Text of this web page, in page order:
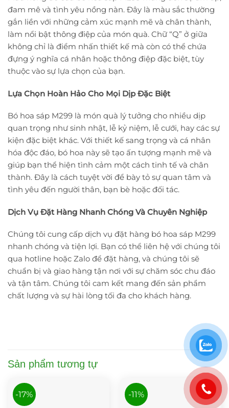
đam mê và tình yêu nồng nàn. Đây là màu sắc thường
gắn liền với những cảm xúc mạnh mẽ và chân thành,
làm nổi bật thông điệp của món quà. Chữ “Q” ở giữa
không chỉ là điểm nhấn thiết kế mà còn có thể chứa
đựng ý nghĩa cá nhân hoặc thông điệp đặc biệt, tùy
thuộc vào sự lựa chọn của bạn.
Lựa Chọn Hoàn Hảo Cho Mọi Dịp Đặc Biệt
Bó hoa sáp M299 là món quà lý tưởng cho nhiều dịp
quan trọng như sinh nhật, lễ kỷ niệm, lễ cưới, hay các sự
kiện đặc biệt khác. Với thiết kế sang trọng và cá nhân
hóa độc đáo, bó hoa này sẽ tạo ấn tượng mạnh mẽ và
giúp bạn thể hiện tình cảm một cách tinh tế và chân
thành. Đây là cách tuyệt vời để bày tỏ sự quan tâm và
tình yêu đến người thân, bạn bè hoặc đối tác.
Dịch Vụ Đặt Hàng Nhanh Chóng Và Chuyên Nghiệp
Chúng tôi cung cấp dịch vụ đặt hàng bó hoa sáp M299
nhanh chóng và tiện lợi. Bạn có thể liên hệ với chúng tôi
qua hotline hoặc Zalo để đặt hàng, và chúng tôi sẽ
chuẩn bị và giao hàng tận nơi với sự chăm sóc chu đáo
và tận tâm. Chúng tôi cam kết mang đến sản phẩm
chất lượng và sự hài lòng tối đa cho khách hàng.
Sản phẩm tương tự
-17% -11%